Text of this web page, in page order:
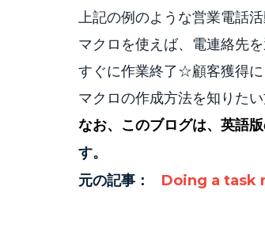
上記の例のような営業電話活
マクロを使えば、電連絡先
すぐに作業終了☆顧客獲得
マクロの作成方法を知りたい
なお、このブログは、英語
す。
元の記事： Doing a task